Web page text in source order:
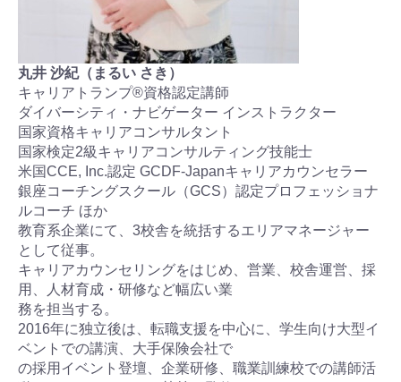
丸井 沙紀（まるい さき）
キャリアトランプ®資格認定講師
ダイバーシティ・ナビゲーター インストラクター
国家資格キャリアコンサルタント
国家検定2級キャリアコンサルティング技能士
米国CCE, Inc.認定 GCDF-Japanキャリアカウンセラー
銀座コーチングスクール（GCS）認定プロフェッショナ
ルコーチ ほか
教育系企業にて、3校舎を統括するエリアマネージャー
として従事。
キャリアカウンセリングをはじめ、営業、校舎運営、採
用、人材育成・研修など幅広い業
務を担当する。
2016年に独立後は、転職支援を中心に、学生向け大型イ
ベントでの講演、大手保険会社で
の採用イベント登壇、企業研修、職業訓練校での講師活